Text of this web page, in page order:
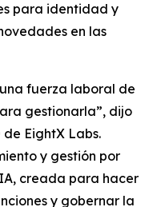
para identidad y
en las
fuerza laboral de
gestionarla”, dijo
EightX Labs.
y gestión por
creada para hacer
y gobernar la